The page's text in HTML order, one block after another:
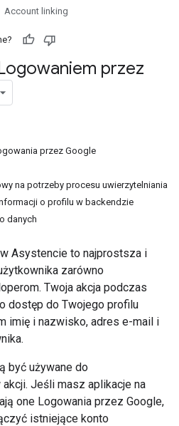
Account linking
przez
przez Google
na potrzeby procesu uwierzytelniania
o profilu w backendzie
danych
Asystencie to najprostsza i
zarówno
Twoja akcja podczas
dostęp do Twojego profilu
imię i nazwisko, adres e-mail i
być używane do
Jeśli masz aplikacje na
one Logowania przez Google,
istniejące konto